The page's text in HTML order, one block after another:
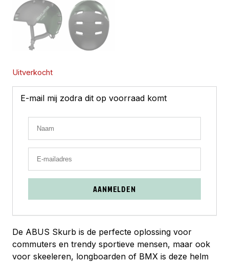
Uitverkocht
E-mail mij zodra dit op voorraad komt
AANMELDEN
De ABUS Skurb is de perfecte oplossing voor
commuters en trendy sportieve mensen, maar ook
voor skeeleren, longboarden of BMX is deze helm